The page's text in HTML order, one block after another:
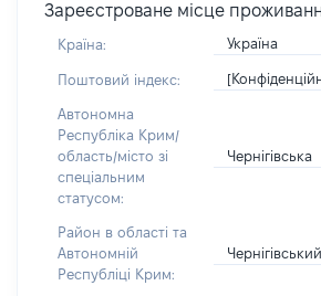
Зареєстроване місце
Країна: Україна
Поштовий індекс:
Автономна
Республіка Крим/
область/місто зі
спеціальним
статусом:
Чернігівська
Район в області та
Автономній
Республіці Крим:
Чернігівський